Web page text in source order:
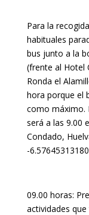
Para la
habituales
bus junto a la
(frente al Hotel
Ronda el
hora porque el
como máximo.
será a las 9.00
Condado,
-
09.00 horas:
actividades